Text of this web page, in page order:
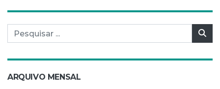
Pesquisar por:
ARQUIVO MENSAL